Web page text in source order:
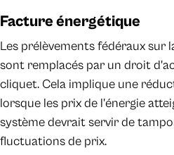
Facture énergétique
Les prélèvements fédéraux sur
sont remplacés par un droit
cliquet. Cela implique une
lorsque les prix de l'énergie
système devrait servir de
fluctuations de prix.